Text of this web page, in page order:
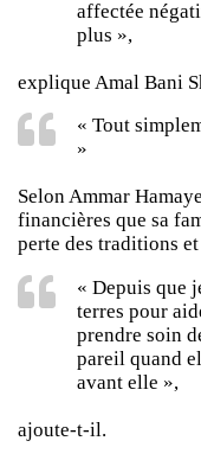
affectée
plus »,
explique Amal Bani
« Tout
»
Selon Ammar
financières que sa
perte des traditions
« Depuis que
terres pour
prendre soin
pareil quand
avant elle »,
ajoute-t-il.